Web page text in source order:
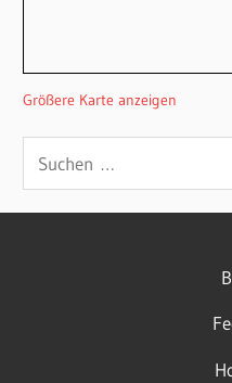
Größere Karte anzeigen